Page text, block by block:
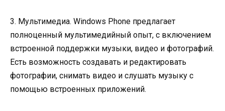
3. Мультимедиа. Windows Phone предлагает
полноценный мультимедийный опыт, с включением
встроенной поддержки музыки, видео и фотографий.
Есть возможность создавать и редактировать
фотографии, снимать видео и слушать музыку с
помощью встроенных приложений.